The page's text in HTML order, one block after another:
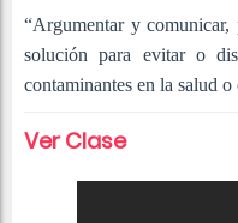
“Argumentar y comunicar,
solución para evitar o
contaminantes en la salud o
Ver Clase